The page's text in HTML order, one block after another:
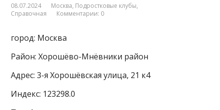
08.07.2024 Москва, Подростковые клубы,
Справочная
Комментарии: 0
город: Москва
Район: Хорошёво-Мнёвники район
Адрес: 3-я Хорошёвская улица, 21 к4
Индекс: 123298.0